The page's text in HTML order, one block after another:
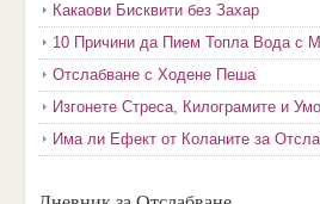
Какаови Бисквити без Захар
10 Причини да Пием Топла Вода с
Отслабване с Ходене Пеша
Изгонете Стреса, Килограмите и
Има ли Ефект от Коланите за